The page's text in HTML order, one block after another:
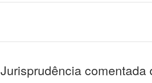
Jurisprudência comentada